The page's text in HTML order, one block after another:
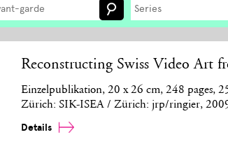
Series
Reconstructing Swiss Video Art
Einzelpublikation, 20 x 26 cm, 248 pages,
Zürich: SIK-ISEA / Zürich: jrp/ringier,
Details